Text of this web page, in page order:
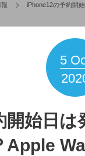
iPhone12の予約開
5
始日は
Apple